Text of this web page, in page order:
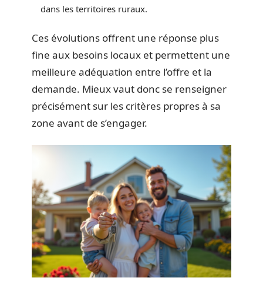
dans les territoires ruraux.
Ces évolutions offrent une réponse plus
fine aux besoins locaux et permettent une
meilleure adéquation entre l’offre et la
demande. Mieux vaut donc se renseigner
précisément sur les critères propres à sa
zone avant de s’engager.